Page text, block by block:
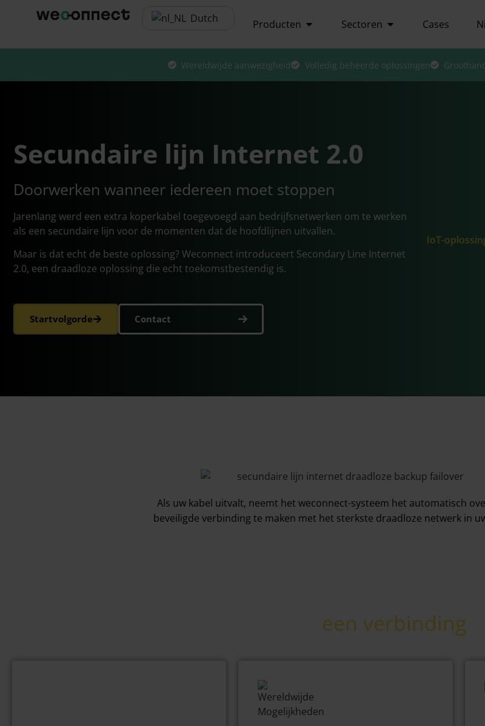
Dutch Producten Sectoren Cases
Wereldwijde aanwezigheid Volledig beheerde oplossingen
Secundaire lijn Internet 2.0
Doorwerken wanneer iedereen moet stoppen
Jarenlang werd een extra koperkabel toegevoegd aan bedrijfsnetwerken om te werken
als een secundaire lijn voor de momenten dat de hoofdlijnen uitvallen.
Maar is dat echt de beste oplossing? Weconnect introduceert Secondary Line Internet
2.0, een draadloze oplossing die echt toekomstbestendig is.
Startvolgorde Contact
IoT-
Als uw kabel uitvalt, neemt het weconnect-systeem het automatisch
beveiligde verbinding te maken met het sterkste draadloze netwerk in
een verbinding